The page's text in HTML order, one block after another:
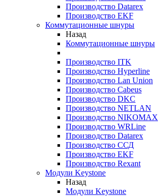
Производство Datarex
Производство EKF
Коммутационные шнуры
Назад
Коммутационные шнуры
Производство ITK
Производство Hyperline
Производство Lan Union
Производство Cabeus
Производство DKC
Производство NETLAN
Производство NIKOMAX
Производство WRLine
Производство Datarex
Производство ССД
Производство EKF
Производство Rexant
Модули Keystone
Назад
Модули Keystone